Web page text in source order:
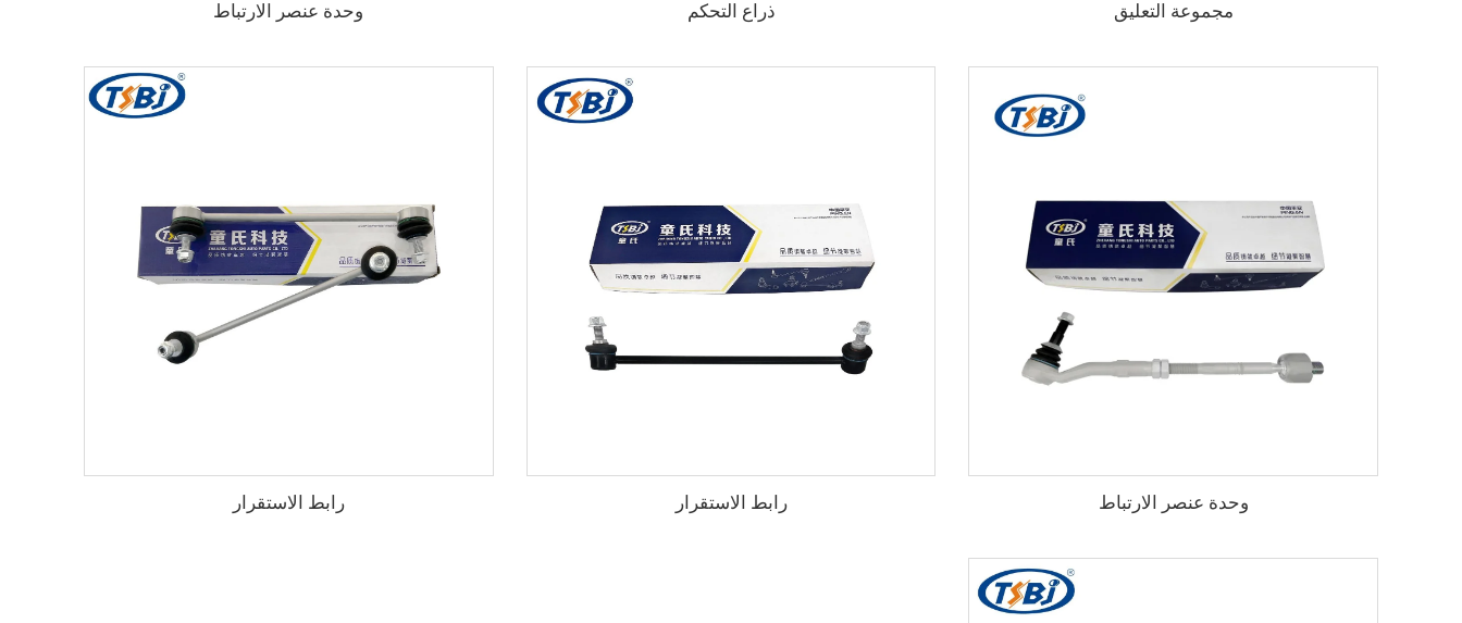
مجموعة التعليق ذراع التحكم وحدة عنصر الارتباط
وحدة عنصر الارتباط رابط الاستقرار رابط الاستقرار